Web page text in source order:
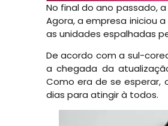
No final do ano passado,
Agora, a empresa iniciou
as unidades espalhadas
De acordo com a sul-
a chegada da
Como era de se esperar,
dias para atingir à todos.